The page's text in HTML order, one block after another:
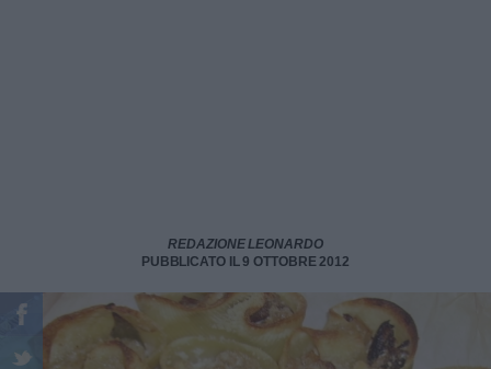
REDAZIONE LEONARDO
PUBBLICATO IL 9 OTTOBRE 2012